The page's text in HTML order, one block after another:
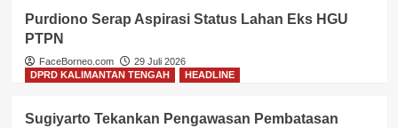
Purdiono Serap Aspirasi Status Lahan Eks HGU
PTPN
FaceBorneo.com
29 Juli 2026
DPRD KALIMANTAN TENGAH
HEADLINE
Sugiyarto Tekankan Pengawasan Pembatasan